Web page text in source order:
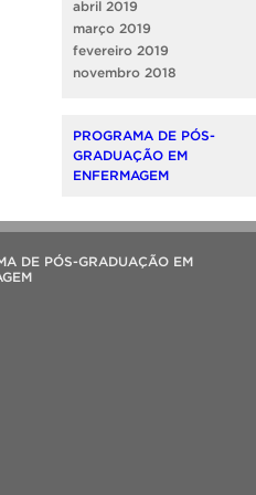
abril 2019
março 2019
fevereiro 2019
novembro 2018
PROGRAMA DE PÓS-
GRADUAÇÃO EM
ENFERMAGEM
DE PÓS-GRADUAÇÃO EM